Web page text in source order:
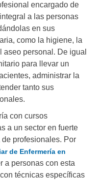
encargado de
a las personas
en sus
como la higiene, la
personal. De igual
para llevar un
administrar la
tanto sus
con cursos
a un sector en fuerte
profesionales. Por
de Enfermería en
a personas con esta
técnicas específicas